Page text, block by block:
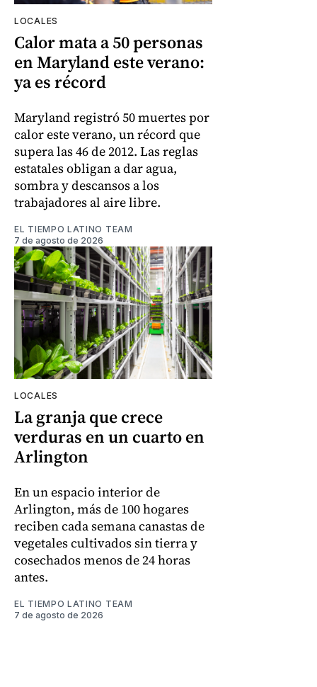
LOCALES
Calor mata a 50 personas
en Maryland este verano:
ya es récord
Maryland registró 50 muertes por
calor este verano, un récord que
supera las 46 de 2012. Las reglas
estatales obligan a dar agua,
sombra y descansos a los
trabajadores al aire libre.
EL TIEMPO LATINO TEAM
7 de agosto de 2026
LOCALES
La granja que crece
verduras en un cuarto en
Arlington
En un espacio interior de
Arlington, más de 100 hogares
reciben cada semana canastas de
vegetales cultivados sin tierra y
cosechados menos de 24 horas
antes.
EL TIEMPO LATINO TEAM
7 de agosto de 2026